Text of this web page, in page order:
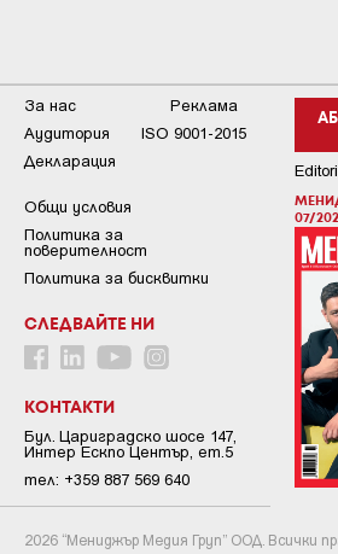
07/
За нас
Реклама
Аудитория
ISO 9001-2015
Декларация
Общи условия
Пoлитикa зa
пoвepитeлнocт
Политика за бисквитки
СЛЕДВАЙТЕ НИ
КОНТАКТИ
Бул. Цариградско шосе 147,
Интер Ескпо Център, ет.5
тел: +359 887 569 640
2026 “Мениджър Медия Груп” ООД. Всички